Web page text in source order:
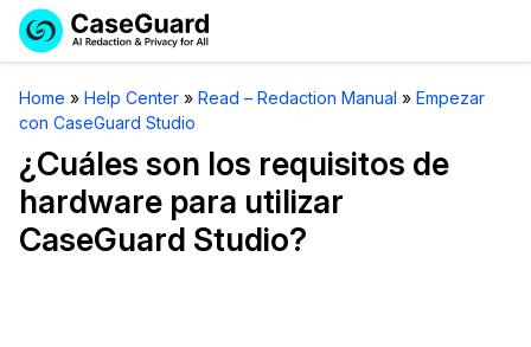
Servicios
Licencia de CaseGuard Studio
Precios de Redacción a Pedido
Soluciones
Redacción de vídeos
Industrias
Solicitar cotización
Demo
Home » Help Center » Read – Redaction Manual » Empezar
con CaseGuard Studio
¿Cuáles son los requisitos de
hardware para utilizar
CaseGuard Studio?